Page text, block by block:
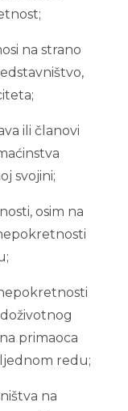
na strano
ili članovi
svojini;
osim na
primaoca
redu;
na